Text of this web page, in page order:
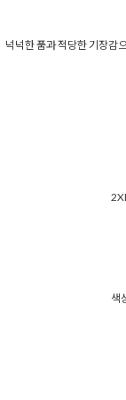
넉넉한 품과 적당한 기장감
색